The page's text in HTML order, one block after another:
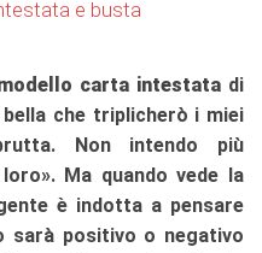
carta intestata di
che triplicherò i miei
Non intendo più
Ma quando vede la
è indotta a pensare
sarà positivo o negativo